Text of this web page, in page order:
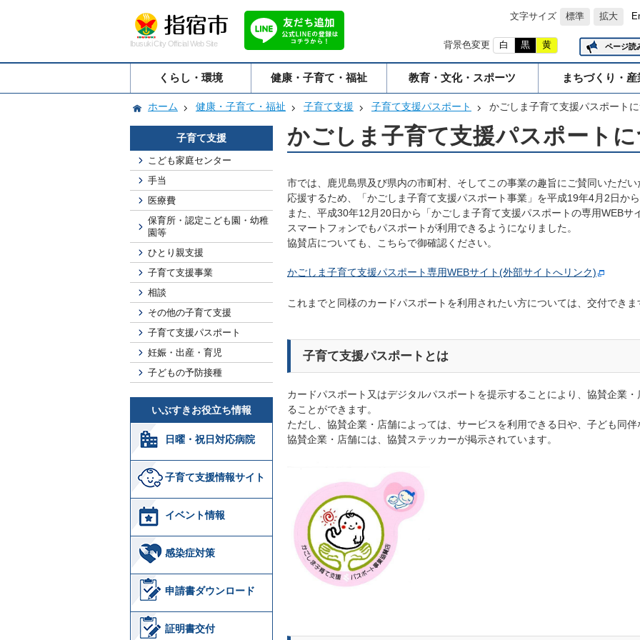
文字サイズ 標準 拡大
Ibusuki City Official Web Site 背景色変更 白 黒 黄 ページ読
くらし・環境 健康・子育て・福祉 教育・文化・スポーツ まちづくり・
ホーム 健康・子育て・福祉 子育て支援 子育て支援パスポート かごしま子育て支援パスポート
子育て支援
こども家庭センター
手当
医療費
保育所・認定こども園・幼稚
園等
ひとり親支援
子育て支援事業
相談
その他の子育て支援
子育て支援パスポート
妊娠・出産・育児
子どもの予防接種
いぶすきお役立ち情報
日曜・祝日対応病院
子育て支援情報サイト
イベント情報
感染症対策
申請書ダウンロード
証明書交付
かごしま子育て支援パスポート
市では、鹿児島県及び県内の市町村、そしてこの事業の趣旨にご賛同いただ
応援するため、「かごしま子育て支援パスポート事業」を平成19年4月2日か
また、平成30年12月20日から「かごしま子育て支援パスポートの専用WEBサ
スマートフォンでもパスポートが利用できるようになりました。
協賛店についても、こちらで御確認ください。
かごしま子育て支援パスポート専用WEBサイト(外部サイトへリンク)
これまでと同様のカードパスポートを利用されたい方については、交付でき
子育て支援パスポートとは
カードパスポート又はデジタルパスポートを提示することにより、協賛企業
ることができます。
ただし、協賛企業・店舗によっては、サービスを利用できる日や、子ども同
協賛企業・店舗には、協賛ステッカーが掲示されています。